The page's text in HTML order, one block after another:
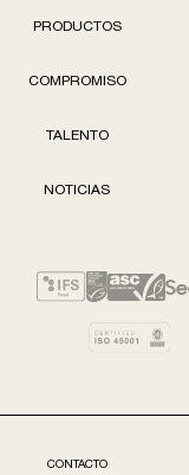
PRODUCTOS
COMPROMISO
TALENTO
NOTICIAS
CONTACTO